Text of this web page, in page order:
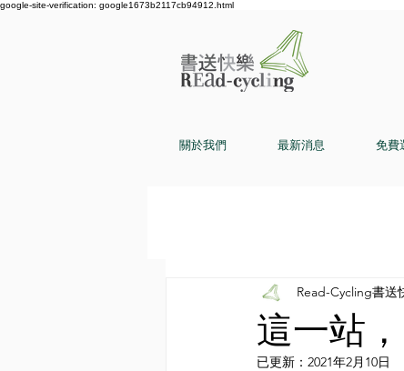
google-site-verification: google1673b2117cb94912.html
關於我們 最新消息 免費
這一站
Read-Cycling書送
已更新： 2021年2月10日